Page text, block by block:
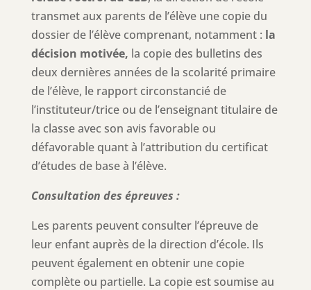
transmet aux parents de l’élève une copie du
dossier de l’élève comprenant, notamment : la
décision motivée, la copie des bulletins des
deux dernières années de la scolarité primaire
de l’élève, le rapport circonstancié de
l’instituteur/trice ou de l’enseignant titulaire de
la classe avec son avis favorable ou
défavorable quant à l’attribution du certificat
d’études de base à l’élève.
Consultation des épreuves :
Les parents peuvent consulter l’épreuve de
leur enfant auprès de la direction d’école. Ils
peuvent également en obtenir une copie
complète ou partielle. La copie est soumise au